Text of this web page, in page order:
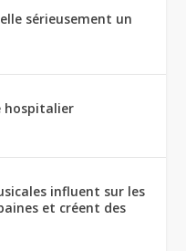
sérieusement un
hospitalier
influent sur les
et créent des